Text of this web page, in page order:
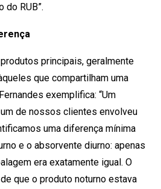
do RUB”.
principais, geralmente
que compartilham uma
exemplifica: “Um
de nossos clientes envolveu
uma diferença mínima
e o absorvente diurno: apenas
era exatamente igual. O
que o produto noturno estava